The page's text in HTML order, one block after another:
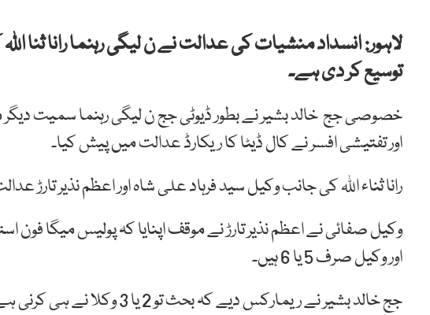
لاہور:
توسیع کر دی ہے۔
خصوصی جج خالد بشیر نے بطور ڈیوٹی جج ن لیگی رہنما سمیت
اور تفتیشی افسر نے کال ڈیٹا کا ریکارڈ عدالت میں پیش کیا۔
رانا ثناء اللہ کی جانب وکیل سید فرہاد علی شاہ اور اعظم نذیر تارڑ
اور وکیل صرف 5 یا 6 ہیں۔
جج خالد بشیر نے ریمارکس دیے کہ بحث تو 2 یا 3 وکلا نے ہی کرنی ہے۔